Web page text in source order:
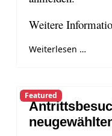
Weitere
Weiterlesen …
Featured